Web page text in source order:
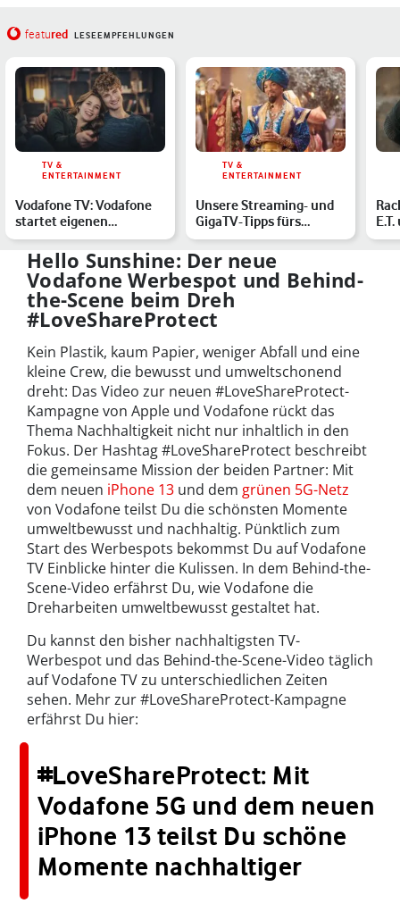
featured LESEEMPFEHLUNGEN
TV &
ENTERTAINMENT
Vodafone TV: Vodafone
startet eigenen
Infotainment-Sender
TV &
ENTERTAINMENT
Unsere Streaming- und
GigaTV-Tipps fürs
Wochenende
Hello Sunshine: Der neue
Vodafone Werbespot und Behind-
the-Scene beim Dreh
#LoveShareProtect
Kein Plastik, kaum Papier, weniger Abfall und eine
kleine Crew, die bewusst und umweltschonend
dreht: Das Video zur neuen #LoveShareProtect-
Kampagne von Apple und Vodafone rückt das
Thema Nachhaltigkeit nicht nur inhaltlich in den
Fokus. Der Hashtag #LoveShareProtect beschreibt
die gemeinsame Mission der beiden Partner: Mit
dem neuen iPhone 13 und dem grünen 5G-Netz
von Vodafone teilst Du die schönsten Momente
umweltbewusst und nachhaltig. Pünktlich zum
Start des Werbespots bekommst Du auf Vodafone
TV Einblicke hinter die Kulissen. In dem Behind-the-
Scene-Video erfährst Du, wie Vodafone die
Dreharbeiten umweltbewusst gestaltet hat.
Du kannst den bisher nachhaltigsten TV-
Werbespot und das Behind-the-Scene-Video täglich
auf Vodafone TV zu unterschiedlichen Zeiten
sehen. Mehr zur #LoveShareProtect-Kampagne
erfährst Du hier:
#LoveShareProtect: Mit
Vodafone 5G und dem neuen
iPhone 13 teilst Du schöne
Momente nachhaltiger